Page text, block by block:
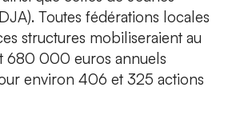
Toutes fédérations locales
structures mobiliseraient au
000 euros annuels
environ 406 et 325 actions